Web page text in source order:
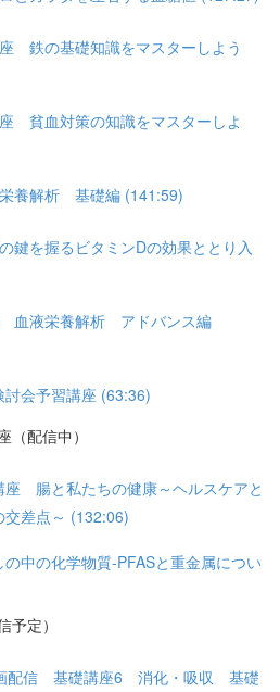
鉄の基礎知識をマスターしよう
貧血対策の知識をマスターしよ
養解析 基礎編 (141:59)
を握るビタミンDの効果ととり入
血液栄養解析 アドバンス編
討会予習講座 (63:36)
（配信中）
腸と私たちの健康～ヘルスケアと
交差点～ (132:06)
中の化学物質-PFASと重金属につい
定）
配信 基礎講座6 消化・吸収 基礎